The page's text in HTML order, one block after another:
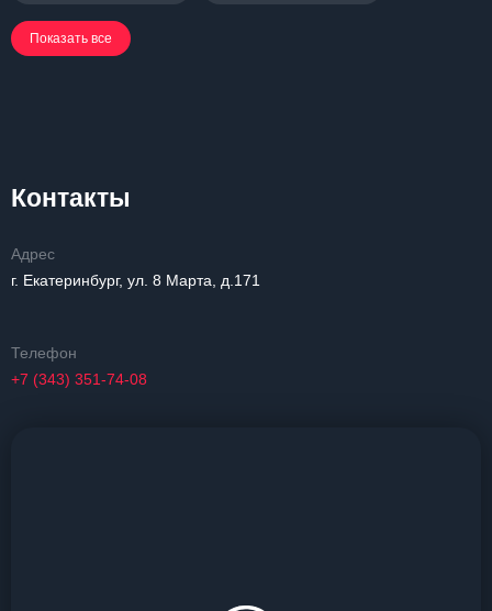
Показать все
Контакты
Адрес
г. Екатеринбург, ул. 8 Марта, д.171
Телефон
+7 (343) 351-74-08